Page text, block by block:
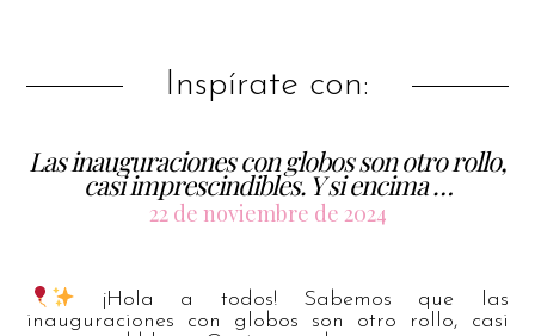
Inspírate con:
Las inauguraciones con globos son otro rollo,
casi imprescindibles. Y si encima …
22 de noviembre de 2024
¡Hola a todos! Sabemos que las
inauguraciones con globos son otro rollo, casi